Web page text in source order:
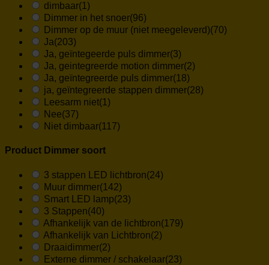
dimbaar(1)
Dimmer in het snoer(96)
Dimmer op de muur (niet meegeleverd)(70)
Ja(203)
Ja, geïntegeerde puls dimmer(3)
Ja, geintegreerde motion dimmer(2)
Ja, geïntegreerde puls dimmer(18)
ja, geïntegreerde stappen dimmer(28)
Leesarm niet(1)
Nee(37)
Niet dimbaar(117)
Product Dimmer soort
3 stappen LED lichtbron(24)
Muur dimmer(142)
Smart LED lamp(23)
3 Stappen(40)
Afhankelijk van de lichtbron(179)
Afhankelijk van Lichtbron(2)
Draaidimmer(2)
Externe dimmer / schakelaar(23)